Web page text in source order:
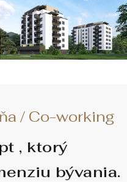
/ Co-working
, ktorý
bývania.